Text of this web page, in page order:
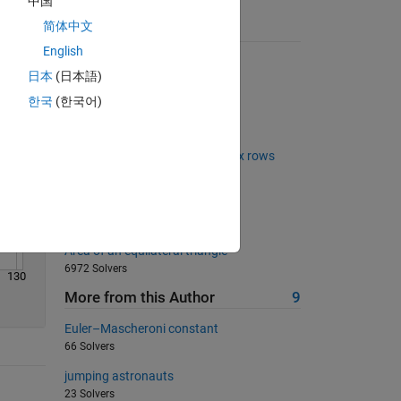
Solve
130
Suggested Problems
19794 Solvers
Binary numbers
Find common elements in matrix rows
Area of an equilateral triangle
6972 Solvers
More from this Author 9
Euler–Mascheroni constant
66 Solvers
jumping astronauts
23 Solvers
简体中文
English
日本 (日本語)
한국 (한국어)